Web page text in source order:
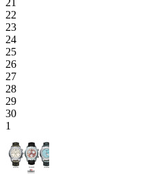
21
22
23
24
25
26
27
28
29
30
1